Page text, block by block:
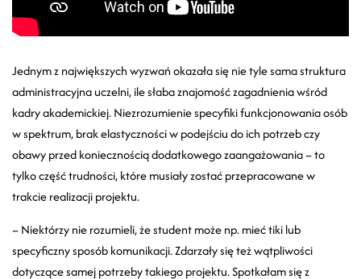
Jednym z największych wyzwań okazała się nie tyle sama struktura
administracyjna uczelni, ile słaba znajomość zagadnienia wśród
kadry akademickiej. Niezrozumienie specyfiki funkcjonowania osób
w spektrum, brak elastyczności w podejściu do ich potrzeb czy
obawy przed koniecznością dodatkowego zaangażowania – to
tylko część trudności, które musiały zostać przepracowane w
trakcie realizacji projektu.
– Niektórzy nie rozumieli, że student może np. mieć tiki lub
specyficzny sposób komunikacji. Zdarzały się też wątpliwości
dotyczące samej potrzeby takiego projektu. Spotkałam się z